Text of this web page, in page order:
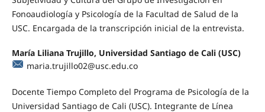
Fonoaudiología y Psicología de la Facultad de Salud de la
USC. Encargada de la transcripción inicial de la entrevista.
María Liliana Trujillo, Universidad Santiago de Cali (USC)
maria.trujillo02@usc.edu.co
Docente Tiempo Completo del Programa de Psicología de la
Universidad Santiago de Cali (USC). Integrante de Línea